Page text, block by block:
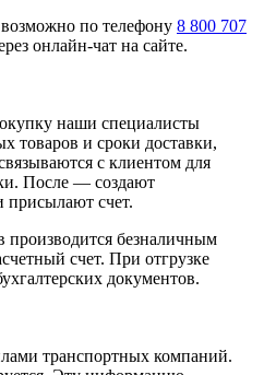
по телефону 8 800 707
онлайн-чат на сайте.
наши специалисты
товаров и сроки доставки,
с клиентом для
После — создают
присылают счет.
производится безналичным
счет. При отгрузке
документов.
транспортных компаний.